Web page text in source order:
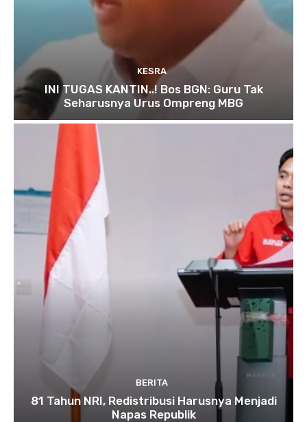
KESRA
INI TUGAS KANTIN..! Bos BGN: Guru Tak
Seharusnya Urus Ompreng MBG
BERITA
81 Tahun NRI, Redistribusi Harusnya Menjadi
Napas Republik